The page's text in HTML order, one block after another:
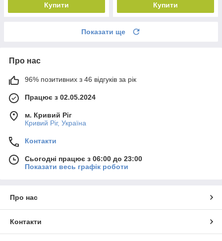
Купити Купити
Показати ще
Про нас
96% позитивних з 46 відгуків за рік
Працює з 02.05.2024
м. Кривий Ріг
Кривий Ріг, Україна
Контакти
Сьогодні працює з 06:00 до 23:00
Показати весь графік роботи
Про нас
Контакти